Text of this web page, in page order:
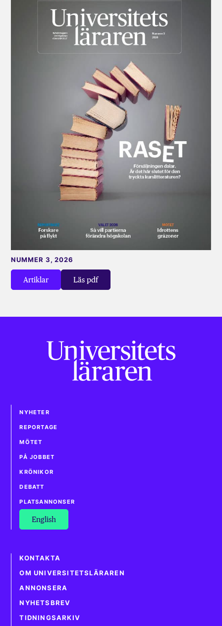
Artiklar Läs pdf
NUMMER 3, 2026
NYHETER
REPORTAGE
MÖTET
PÅ JOBBET
KRÖNIKOR
DEBATT
PLATSANNONSER
English
KONTAKTA
OM UNIVERSITETSLÄRAREN
ANNONSERA
NYHETSBREV
TIDNINGSARKIV